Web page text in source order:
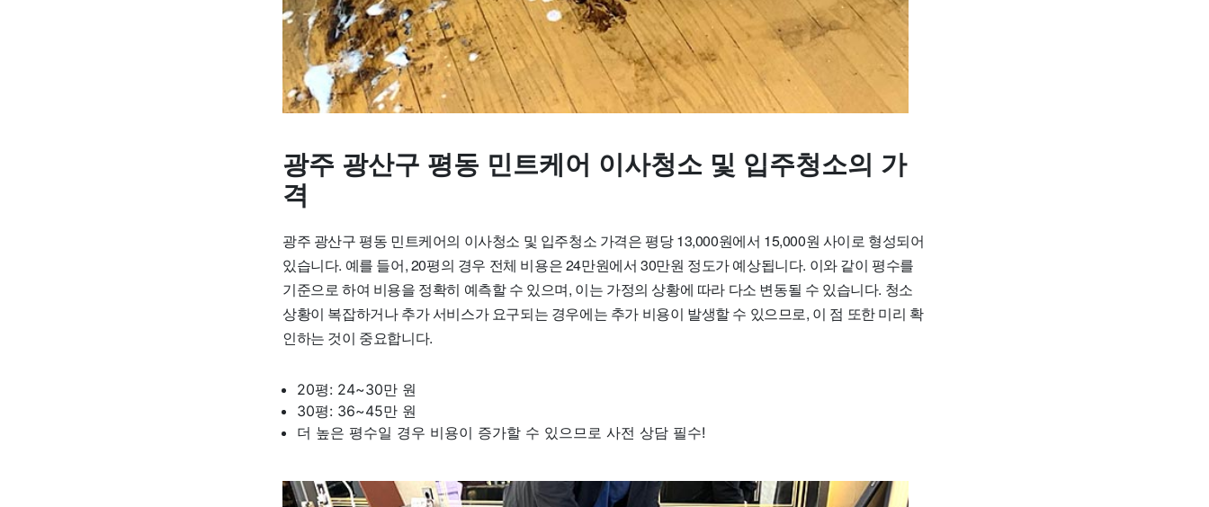
광주 광산구 평동 민트케어 이사청소 및 입주청소의 가
격
광주 광산구 평동 민트케어의 이사청소 및 입주청소 가격은 평당 13,000원에서 15,000원 사이로 형성되어
있습니다. 예를 들어, 20평의 경우 전체 비용은 24만원에서 30만원 정도가 예상됩니다. 이와 같이 평수를
기준으로 하여 비용을 정확히 예측할 수 있으며, 이는 가정의 상황에 따라 다소 변동될 수 있습니다. 청소
상황이 복잡하거나 추가 서비스가 요구되는 경우에는 추가 비용이 발생할 수 있으므로, 이 점 또한 미리 확
인하는 것이 중요합니다.
20평: 24~30만 원
30평: 36~45만 원
더 높은 평수일 경우 비용이 증가할 수 있으므로 사전 상담 필수!